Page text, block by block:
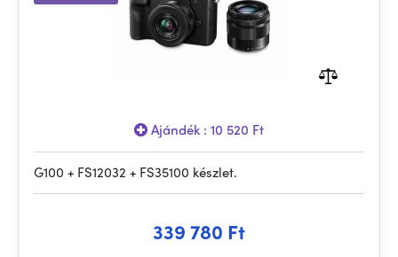
Ajándék : 10 520 Ft
G100 + FS12032 + FS35100 készlet.
339 780 Ft